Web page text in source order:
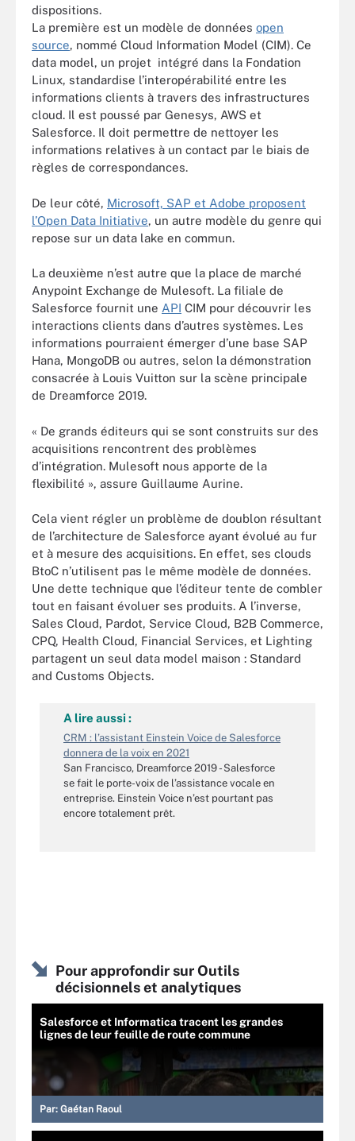
dispositions.
La première est un modèle de données open
source, nommé Cloud Information Model (CIM). Ce
data model, un projet intégré dans la Fondation
Linux, standardise l’interopérabilité entre les
informations clients à travers des infrastructures
cloud. Il est poussé par Genesys, AWS et
Salesforce. Il doit permettre de nettoyer les
informations relatives à un contact par le biais de
règles de correspondances.
De leur côté, Microsoft, SAP et Adobe proposent
l’Open Data Initiative, un autre modèle du genre qui
repose sur un data lake en commun.
La deuxième n’est autre que la place de marché
Anypoint Exchange de Mulesoft. La filiale de
Salesforce fournit une API CIM pour découvrir les
interactions clients dans d’autres systèmes. Les
informations pourraient émerger d’une base SAP
Hana, MongoDB ou autres, selon la démonstration
consacrée à Louis Vuitton sur la scène principale
de Dreamforce 2019.
« De grands éditeurs qui se sont construits sur des
acquisitions rencontrent des problèmes
d’intégration. Mulesoft nous apporte de la
flexibilité », assure Guillaume Aurine.
Cela vient régler un problème de doublon résultant
de l’architecture de Salesforce ayant évolué au fur
et à mesure des acquisitions. En effet, ses clouds
BtoC n’utilisent pas le même modèle de données.
Une dette technique que l’éditeur tente de combler
tout en faisant évoluer ses produits. A l’inverse,
Sales Cloud, Pardot, Service Cloud, B2B Commerce,
CPQ, Health Cloud, Financial Services, et Lighting
partagent un seul data model maison : Standard
and Customs Objects.
A lire aussi :
CRM : l’assistant Einstein Voice de Salesforce
donnera de la voix en 2021
San Francisco, Dreamforce 2019 - Salesforce
se fait le porte-voix de l’assistance vocale en
entreprise. Einstein Voice n’est pourtant pas
encore totalement prêt.
Pour approfondir sur Outils
décisionnels et analytiques
Salesforce et Informatica tracent les grandes
lignes de leur feuille de route commune
Par: Gaétan Raoul